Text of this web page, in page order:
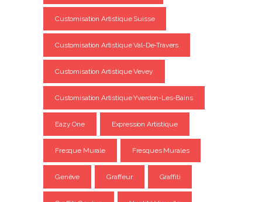
Customisation Artistique Suisse
Customisation Artistique Val-De-Travers
Customisation Artistique Vevey
Customisation Artistique Yverdon-Les-Bains
Eazy One Expression Artistique
Fresque Murale Fresques Murales
Genève Graffeur Graffiti